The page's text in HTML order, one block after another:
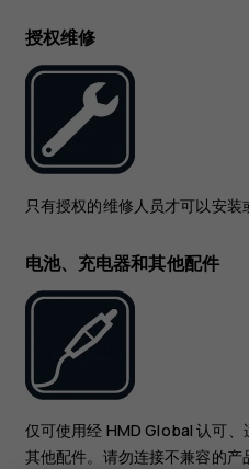
授权维修
只有授权的维修人员才可以安装
电池、充电器和其他配件
仅可使用经 HMD Global 认可
其他配件。请勿连接不兼容的产